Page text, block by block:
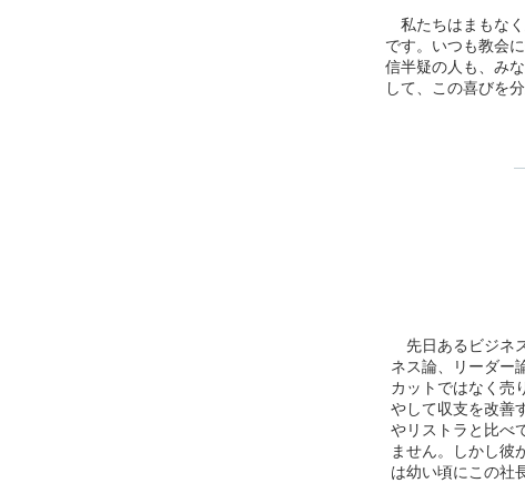
私たちはまもな
です。いつも教会
信半疑の人も、み
して、この喜びを
先日あるビジネ
ネス論、リーダー
カットではなく売
やして収支を改善
やリストラと比べ
ません。しかし彼
は幼い頃にこの社